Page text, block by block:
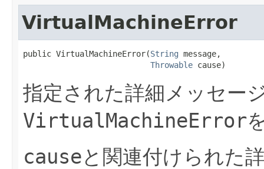
VirtualMachineError
public VirtualMachineError(String message,
Throwable cause)
指定された詳細メッセー
VirtualMachineError
causeと関連付けられた